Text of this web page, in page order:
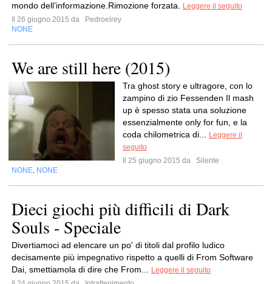
mondo dell’informazione.Rimo­zione for­zata.
Leggere il seguito
Il 26 giugno 2015 da
Pedroelrey
NONE
We are still here (2015)
Tra ghost story e ultragore, con lo
zampino di zio Fessenden Il mash
up è spesso stata una soluzione
essenzialmente only for fun, e la
coda chilometrica di...
Leggere il
seguito
Il 25 giugno 2015 da
Silente
NONE NONE
Dieci giochi più difficili di Dark
Souls - Speciale
Divertiamoci ad elencare un po' di titoli dal profilo ludico
decisamente più impegnativo rispetto a quelli di From Software
Dai, smettiamola di dire che From...
Leggere il seguito